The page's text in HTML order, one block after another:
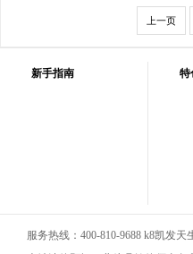
上一页
新手指南 特
服务热线：400-810-9688 k8凯发天